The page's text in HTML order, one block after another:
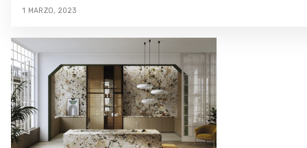
1 MARZO, 2023